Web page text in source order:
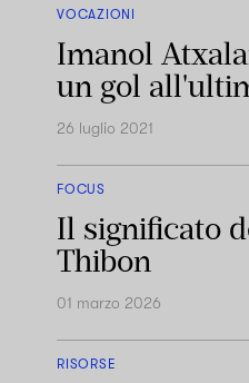
VOCAZIONI
Imanol
un gol
26 luglio 2021
FOCUS
Il significato
Thibon
01 marzo 2026
RISORSE